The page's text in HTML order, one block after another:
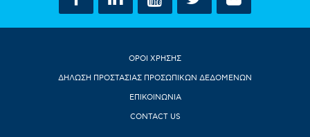
ΟΡΟΙ ΧΡΗΣΗΣ
ΔΗΛΩΣΗ ΠΡΟΣΤΑΣΙΑΣ ΠΡΟΣΩΠΙΚΩΝ ΔΕΔΟΜΕΝΩΝ
ΕΠΙΚΟΙΝΩΝΙΑ
CONTACT US